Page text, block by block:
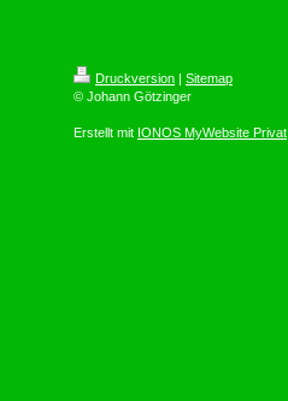
Druckversion | Sitemap
© Johann Götzinger
Erstellt mit IONOS MyWebsite Privat